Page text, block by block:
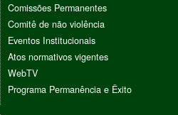
Comissões Permanentes
Comitê de não violência
Eventos Institucionais
Atos normativos vigentes
WebTV
Programa Permanência e Êxito